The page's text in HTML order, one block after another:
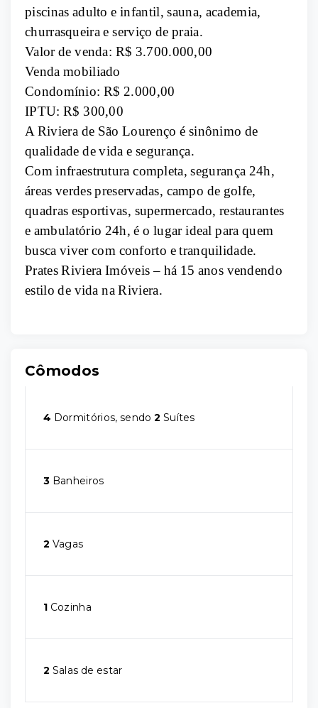
piscinas adulto e infantil, sauna, academia,
churrasqueira e serviço de praia.
Valor de venda: R$ 3.700.000,00
Venda mobiliado
Condomínio: R$ 2.000,00
IPTU: R$ 300,00
A Riviera de São Lourenço é sinônimo de
qualidade de vida e segurança.
Com infraestrutura completa, segurança 24h,
áreas verdes preservadas, campo de golfe,
quadras esportivas, supermercado, restaurantes
e ambulatório 24h, é o lugar ideal para quem
busca viver com conforto e tranquilidade.
Prates Riviera Imóveis – há 15 anos vendendo
estilo de vida na Riviera.
Cômodos
4 Dormitórios, sendo2 Suítes
3 Banheiros
2 Vagas
1 Cozinha
2 Salas de estar